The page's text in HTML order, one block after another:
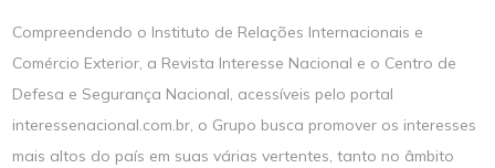
Compreendendo o Instituto de Relações Internacionais e
Comércio Exterior, a Revista Interesse Nacional e o Centro de
Defesa e Segurança Nacional, acessíveis pelo portal
interessenacional.com.br, o Grupo busca promover os interesses
mais altos do país em suas várias vertentes, tanto no âmbito